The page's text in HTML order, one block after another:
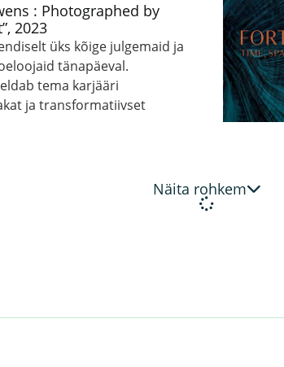
: Photographed by
2023
üks kõige julgemaid ja
tänapäeval.
tema karjääri
ja transformatiivset
Näita rohkem